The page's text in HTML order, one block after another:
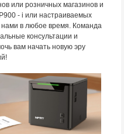
или розничных магазинов и
- i или настраиваемых
в любое время. Команда
консультации и
вам начать новую эру